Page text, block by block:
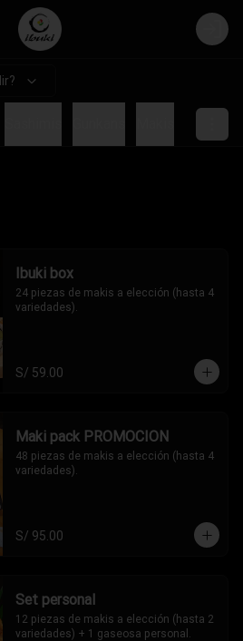
Login
Ibuki box
24 piezas de makis a elección (hasta 4
variedades).
S/ 59.00
Maki pack PROMOCION
48 piezas de makis a elección (hasta 4
variedades).
S/ 95.00
Set personal
12 piezas de makis a elección (hasta 2
variedades) + 1 gaseosa personal.